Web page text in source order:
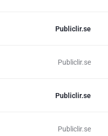
Publiclir.se
Publiclir.se
Publiclir.se
Publiclir.se